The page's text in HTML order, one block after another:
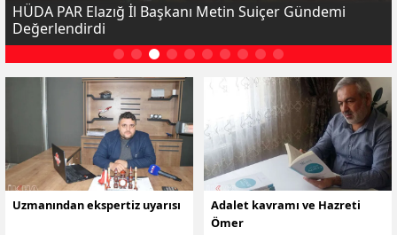
HÜDA PAR Elazığ İl Başkanı Metin Suiçer Gündemi
Değerlendirdi
Uzmanından ekspertiz uyarısı
Adalet kavramı ve Hazreti
Ömer